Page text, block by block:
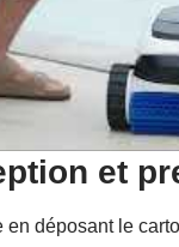
et
en déposant le